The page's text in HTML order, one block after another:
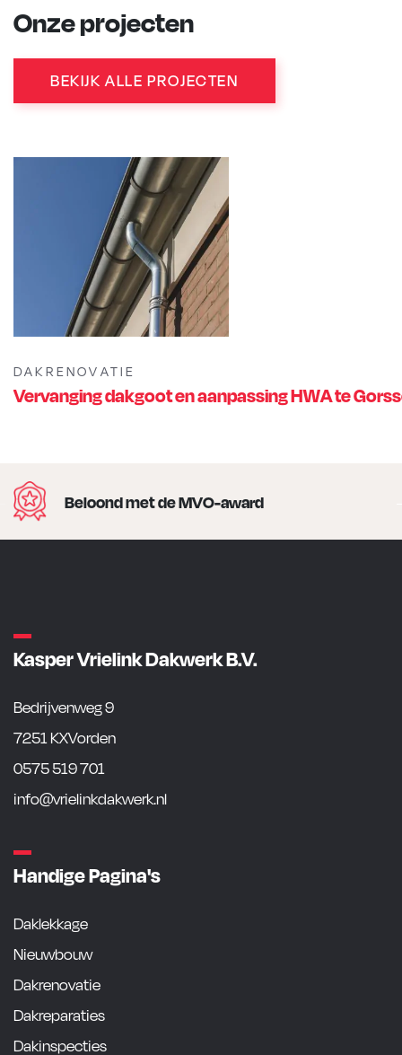
Onze projecten
BEKIJK ALLE PROJECTEN
DAKRENOVATIE
Vervanging dakgoot en aanpassing HWA te
Beloond met de MVO-award
Kasper Vrielink Dakwerk B.V.
Bedrijvenweg 9
7251 KXVorden
0575 519 701
info@vrielinkdakwerk.nl
Handige Pagina's
Daklekkage
Nieuwbouw
Dakrenovatie
Dakreparaties
Dakinspecties